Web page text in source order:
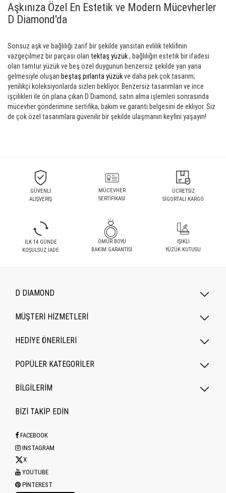
Aşkınıza Özel En Estetik ve Modern Mücevherler
D Diamond'da
Sonsuz aşk ve bağlılığı zarif bir şekilde yansıtan evlilik teklifinin
vazgeçilmez bir parçası olan tektaş yüzük, bağlılığın estetik bir ifadesi
olan tamtur yüzük ve beş özel duygunun benzersiz şekilde yan yana
gelmesiyle oluşan beştaş pırlanta yüzükve daha pek çok tasarım;
yenilikçi koleksiyonlarda sizleri bekliyor. Benzersiz tasarımları ve ince
işçilikleri ile ön plana çıkan D Diamond, satın alma işlemleri sonrasında
mücevher gönderimine sertifika, bakım ve garanti belgesini de ekliyor. Siz
de çok özel tasarımlara güvenilir bir şekilde ulaşmanın keyfini yaşayın!
GÜVENLİ
ALIŞVERİŞ
MÜCEVHER
SERTİFİKASI
ÜCRETSİZ
SİGORTALI KARGO
İLK 14 GÜNDE
KOŞULSUZ İADE
ÖMÜR BOYU
BAKIM GARANTİSİ
IŞIKLI
YÜZÜK KUTUSU
D DIAMOND
MÜŞTERİ HİZMETLERİ
HEDİYE ÖNERİLERİ
POPÜLER KATEGORILER
BİLGİLERİM
BİZİ TAKİP EDİN
FACEBOOK
INSTAGRAM
X
YOUTUBE
PINTEREST